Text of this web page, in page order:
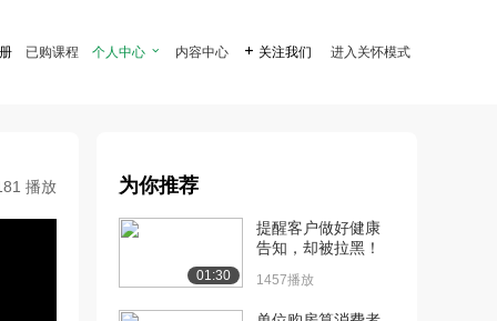
已购课程 个人中心  内容中心  关注我们 进入关怀模式
播放 为你推荐
01:30
提醒客户做好健康
告知，却被拉黑！
1457播放